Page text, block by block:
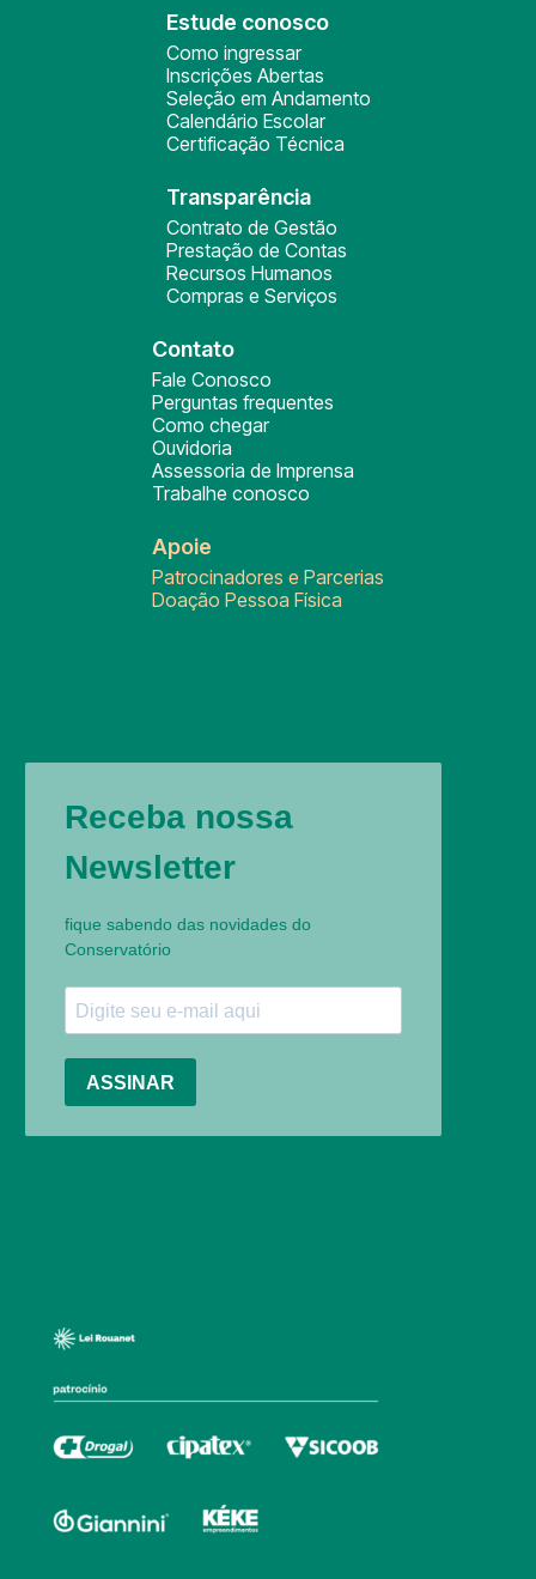
Estude conosco
Como ingressar
Inscrições Abertas
Seleção em Andamento
Calendário Escolar
Certificação Técnica
Transparência
Contrato de Gestão
Prestação de Contas
Recursos Humanos
Compras e Serviços
Contato
Fale Conosco
Perguntas frequentes
Como chegar
Ouvidoria
Assessoria de Imprensa
Trabalhe conosco
Apoie
Patrocinadores e Parcerias
Doação Pessoa Física